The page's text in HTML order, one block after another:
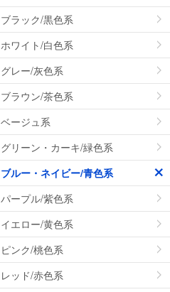
ブラック/黒色系
ホワイト/白色系
グレー/灰色系
ブラウン/茶色系
ベージュ系
グリーン・カーキ/緑色系
ブルー・ネイビー/青色系
パープル/紫色系
イエロー/黄色系
ピンク/桃色系
レッド/赤色系